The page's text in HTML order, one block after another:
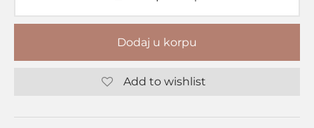
Dodaj u korpu
Add to wishlist